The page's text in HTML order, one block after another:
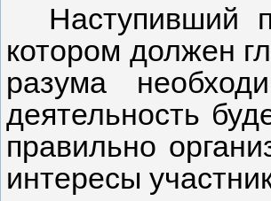
Наступивший
котором должен
разума
деятельность
правильно
интересы